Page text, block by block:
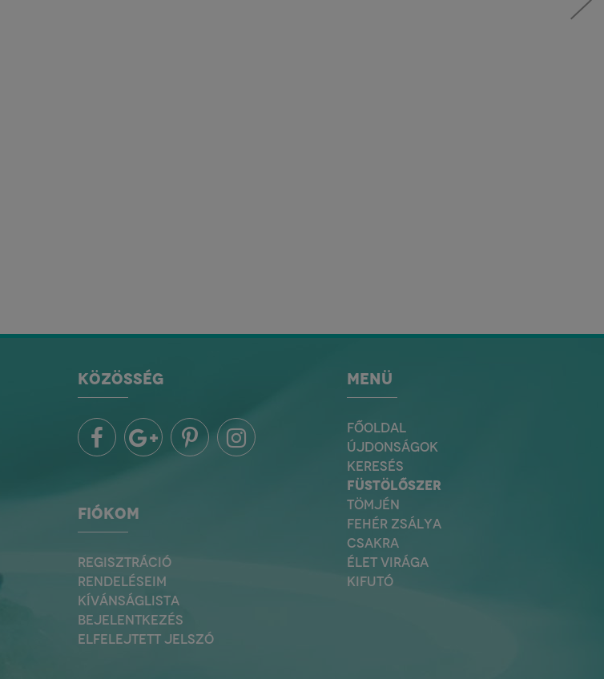
MENÜ
FŐOLDAL
ÚJDONSÁGOK
KERESÉS
FÜSTÖLŐSZER
TÖMJÉN
FEHÉR ZSÁLYA
CSAKRA
ÉLET VIRÁGA
KIFUTÓ
KÖZÖSSÉG
FIÓKOM
REGISZTRÁCIÓ
RENDELÉSEIM
KÍVÁNSÁGLISTA
BEJELENTKEZÉS
ELFELEJTETT JELSZÓ